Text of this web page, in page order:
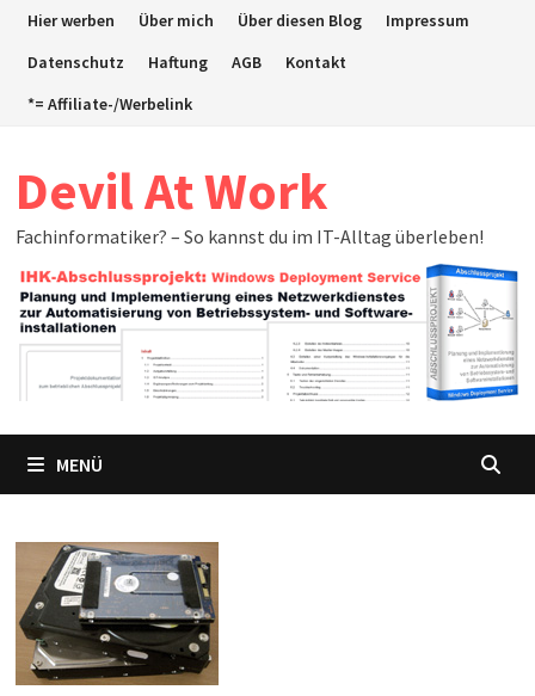
ZumHier werben Über mich Über diesen Blog
Impressum
Datenschutz
Haftung AGB
Kontakt
*= Affiliate-/Werbelink
Devil At Work
Fachinformatiker? – So kannst du im IT-Alltag überleben!
MENÜ